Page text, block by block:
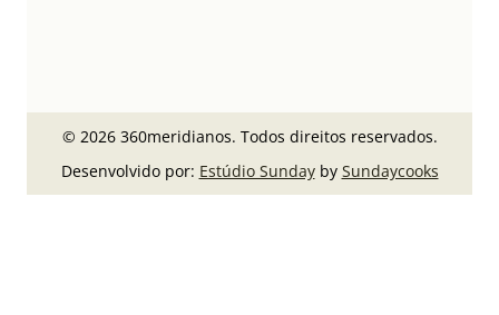
© 2026 360meridianos. Todos direitos reservados.
Desenvolvido por: Estúdio Sundayby Sundaycooks